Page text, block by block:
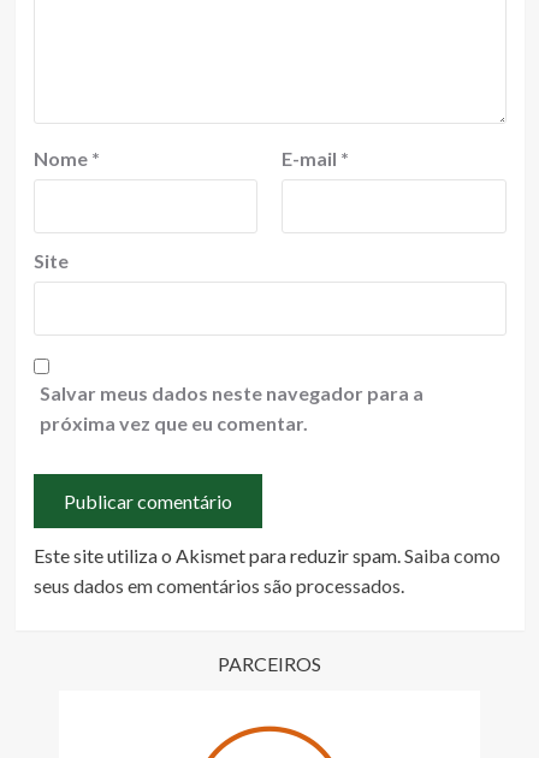
Nome * E-mail *
Site
Salvar meus dados neste navegador para a
próxima vez que eu comentar.
Este site utiliza o Akismet para reduzir spam.Saiba como
seus dados em comentários são processados.
PARCEIROS